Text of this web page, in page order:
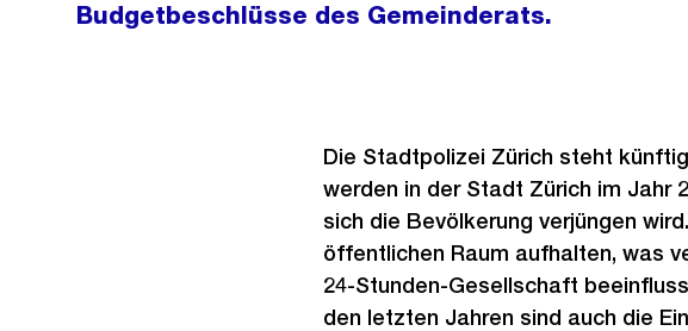
Budgetbeschlüsse des Gemeinderats.
Die Stadtpolizei Zürich steht
werden in der Stadt Zürich im Jahr
sich die Bevölkerung verjüngen
öffentlichen Raum aufhalten, was
24-Stunden-Gesellschaft
den letzten Jahren sind auch die